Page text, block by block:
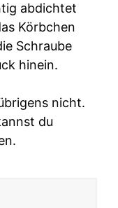
abdichtet
Körbchen
Schraube
hinein.
nicht.
du